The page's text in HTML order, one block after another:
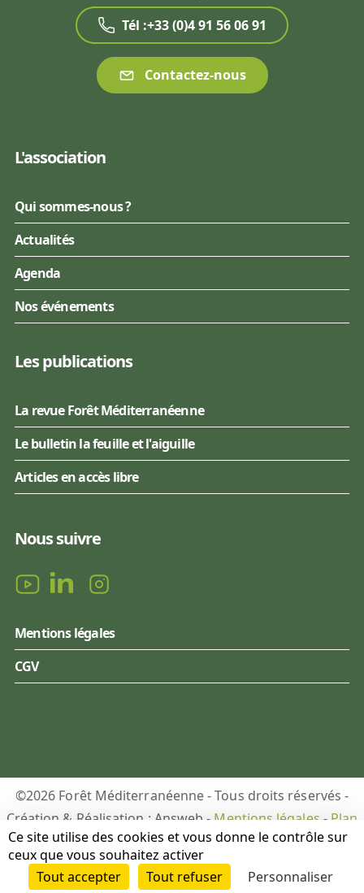
Tél :+33 (0)4 91 56 06 91
Contactez-nous
L'association
Qui sommes-nous ?
Actualités
Agenda
Nos événements
Les publications
La revue Forêt Méditerranéenne
Le bulletin la feuille et l'aiguille
Articles en accès libre
Nous suivre
Mentions légales
CGV
©2026 Forêt Méditerranéenne - Tous droits réservés -
Création & Réalisation : Answeb - Mentions légales - Plan
du site-Gestion des cookies
Ce site utilise des cookies et vous donne le contrôle sur
ceux que vous souhaitez activer
Tout accepter
Tout refuser Personnaliser